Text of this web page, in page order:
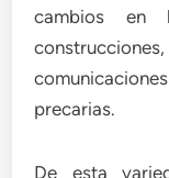
cambios en
precarias.
De esta